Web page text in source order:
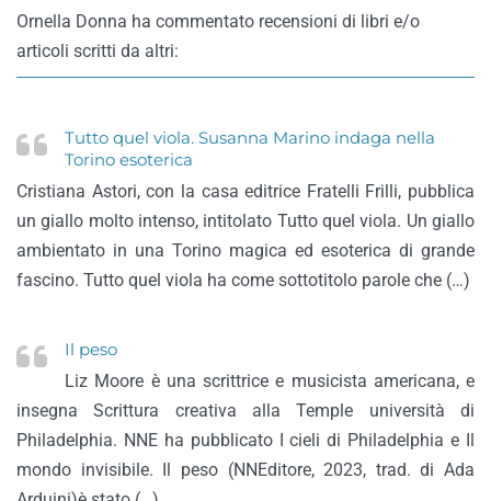
Ornella Donna ha commentato recensioni di libri e/o
articoli scritti da altri:
Tutto quel viola. Susanna Marino indaga nella
Torino esoterica
Cristiana Astori, con la casa editrice Fratelli Frilli, pubblica
un giallo molto intenso, intitolato Tutto quel viola. Un giallo
ambientato in una Torino magica ed esoterica di grande
fascino. Tutto quel viola ha come sottotitolo parole che (…)
Il peso
Liz Moore è una scrittrice e musicista americana, e
insegna Scrittura creativa alla Temple università di
Philadelphia. NNE ha pubblicato I cieli di Philadelphia e Il
mondo invisibile. Il peso (NNEditore, 2023, trad. di Ada